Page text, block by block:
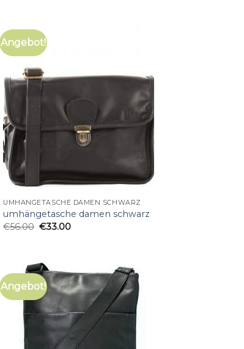
Angebot!
UMHÄNGETASCHE DAMEN SCHWARZ
umhängetasche damen schwarz
€56.00 €33.00
Angebot!